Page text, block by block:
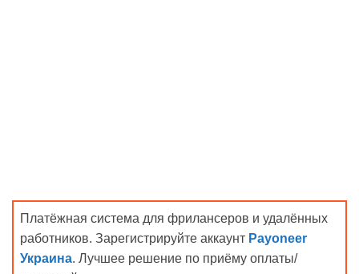
Платёжная система для фрилансеров и удалённых
работников. Зарегистрируйте аккаунт Payoneer
Украина. Лучшее решение по приёму оплаты/